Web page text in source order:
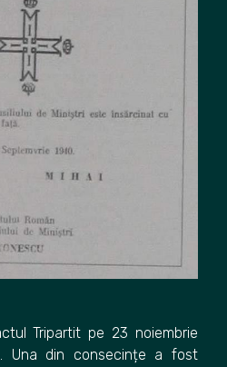
Tripartit pe 23 noiembrie
Una din consecințe a fost